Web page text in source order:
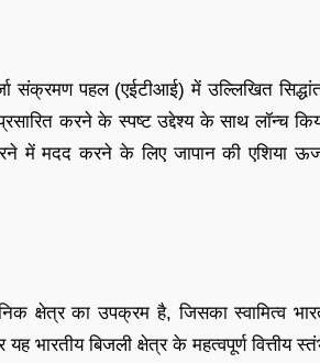
संक्रमण पहल (एईटीआई) में उल्लिखित
करने के स्पष्ट उद्देश्य के साथ लॉन्च
में मदद करने के लिए जापान की एशिया
क्षेत्र का उपक्रम है, जिसका स्वामित्व
बिजली क्षेत्र के महत्वपूर्ण वित्तीय